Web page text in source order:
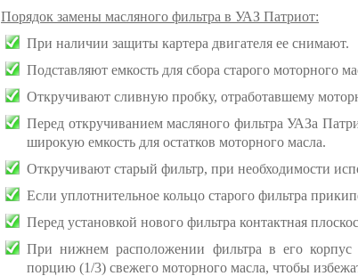
Порядок замены масляного фильтра в УАЗ Патриот:
При наличии защиты картера двигателя ее снимают.
Подставляют емкость для сбора старого моторного
Откручивают сливную пробку, отработавшему
Перед откручиванием масляного фильтра УАЗа
широкую емкость для остатков моторного масла.
Откручивают старый фильтр, при необходимости
Если уплотнительное кольцо старого фильтра
Перед установкой нового фильтра контактная
При нижнем расположении фильтра в его корпус
порцию (1/3) свежего моторного масла, чтобы